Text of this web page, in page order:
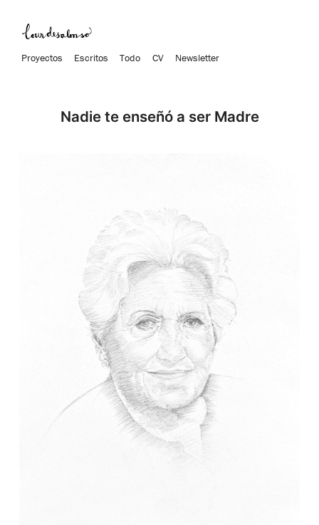
Proyectos Escritos Todo CV Newsletter
Nadie te enseñó a ser Madre